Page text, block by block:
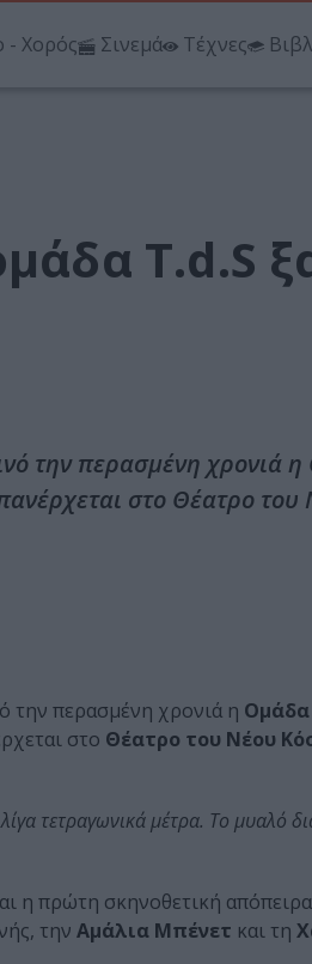
- Χορός Σινεμά Τέχνες
T.d.S
την περασμένη χρονιά
στο Θέατρο
την περασμένη χρονιά η Ομάδα
στο Θέατρο του Νέου
τετραγωνικά μέτρα. Το μυαλό
η πρώτη σκηνοθετική
την Αμάλια Μπένετ και τη